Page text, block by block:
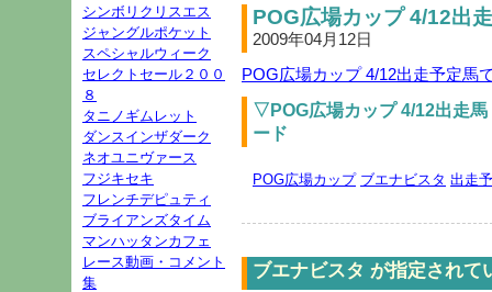
POG広場カップ 4/12出
2009年04月12日
POG広場カップ 4/12出走予定馬
▽POG広場カップ 4/12出走
ード
POG広場カップ ブエナビスタ 出走
ブエナビスタ が指定されて
シンボリクリスエス
ジャングルポケット
スペシャルウィーク
セレクトセール２００
８
タニノギムレット
ダンスインザダーク
ネオユニヴァース
フジキセキ
フレンチデピュティ
ブライアンズタイム
マンハッタンカフェ
レース動画・コメント
集